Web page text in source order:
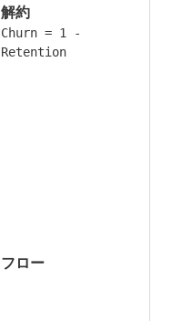
​解約​
Churn = 1 -
Retention
​フロー​